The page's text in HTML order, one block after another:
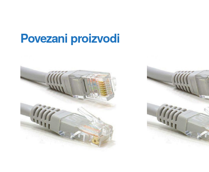
Povezani proizvodi